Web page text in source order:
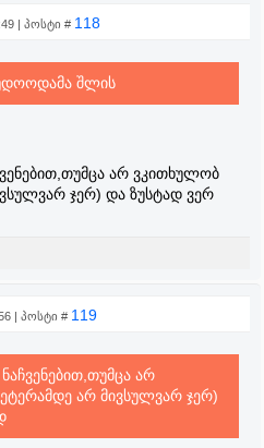
| პოსტი # 118
შლის
არ ვკითხულობ
ჯერ) და ზუსტად ვერ
| პოსტი # 119
ნაჩვენებით,თუმცა არ
არ მივსულვარ ჯერ)